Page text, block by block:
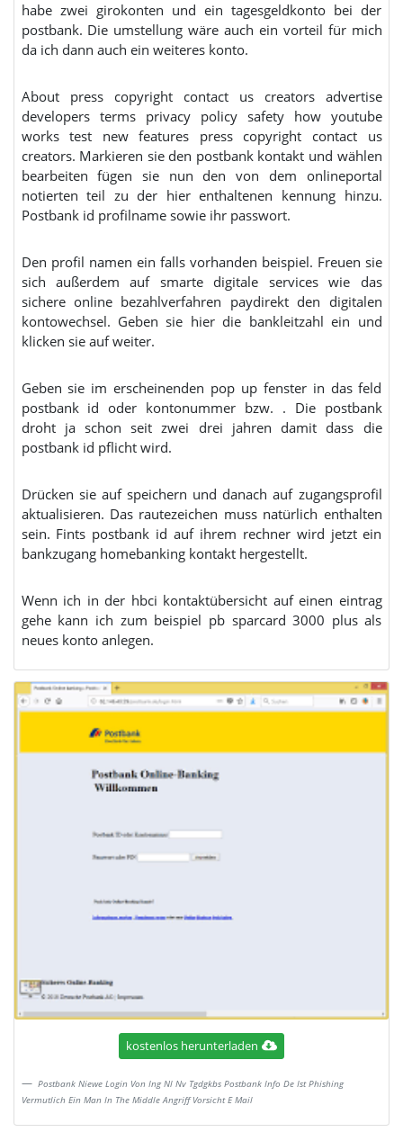
habe zwei girokonten und ein tagesgeldkonto bei der
postbank. Die umstellung wäre auch ein vorteil für mich
da ich dann auch ein weiteres konto.
About press copyright contact us creators advertise
developers terms privacy policy safety how youtube
works test new features press copyright contact us
creators. Markieren sie den postbank kontakt und wählen
bearbeiten fügen sie nun den von dem onlineportal
notierten teil zu der hier enthaltenen kennung hinzu.
Postbank id profilname sowie ihr passwort.
Den profil namen ein falls vorhanden beispiel. Freuen sie
sich außerdem auf smarte digitale services wie das
sichere online bezahlverfahren paydirekt den digitalen
kontowechsel. Geben sie hier die bankleitzahl ein und
klicken sie auf weiter.
Geben sie im erscheinenden pop up fenster in das feld
postbank id oder kontonummer bzw. . Die postbank
droht ja schon seit zwei drei jahren damit dass die
postbank id pflicht wird.
Drücken sie auf speichern und danach auf zugangsprofil
aktualisieren. Das rautezeichen muss natürlich enthalten
sein. Fints postbank id auf ihrem rechner wird jetzt ein
bankzugang homebanking kontakt hergestellt.
Wenn ich in der hbci kontaktübersicht auf einen eintrag
gehe kann ich zum beispiel pb sparcard 3000 plus als
neues konto anlegen.
kostenlos herunterladen
Postbank Niewe Login Von Ing Nl Nv Tgdgkbs Postbank Info De Ist Phishing
Vermutlich Ein Man In The Middle Angriff Vorsicht E Mail